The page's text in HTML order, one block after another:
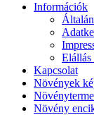
Információk
Elállás
Kapcsolat
Növények
Növény